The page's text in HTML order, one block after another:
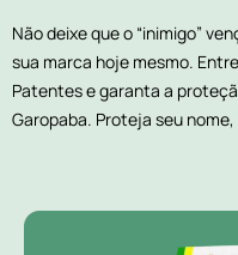
Não deixe que o “inimigo”
sua marca hoje mesmo.
Patentes e garanta a
Garopaba. Proteja seu